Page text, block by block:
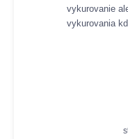
vykurovanie
vykurovania